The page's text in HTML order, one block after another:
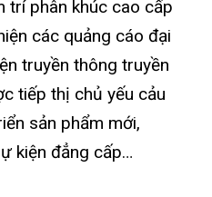
trí phân khúc cao cấp
các quảng cáo đại
truyền thông truyền
tiếp thị chủ yếu cảu
sản phẩm mới,
kiện đẳng cấp…